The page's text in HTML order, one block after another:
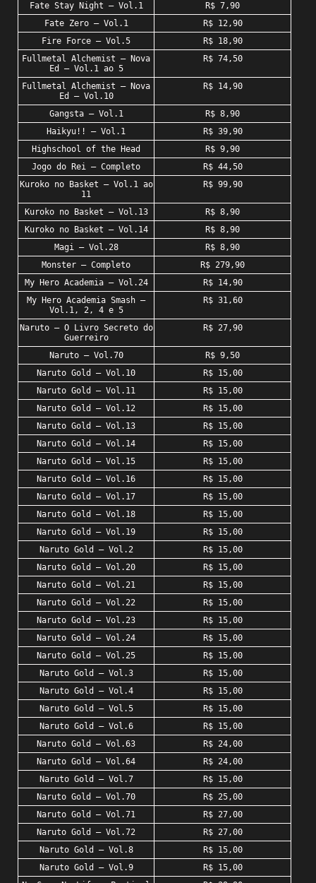
Fate Stay Night – Vol.1
R$ 7,90
Fate Zero – Vol.1
R$ 12,90
Fire Force – Vol.5
R$ 18,90
Fullmetal Alchemist – Nova
Ed – Vol.1 ao 5
R$ 74,50
Fullmetal Alchemist – Nova
Ed – Vol.10
R$ 14,90
Gangsta – Vol.1
R$ 8,90
Haikyu!! – Vol.1
R$ 39,90
Highschool of the Head
R$ 9,90
Jogo do Rei – Completo
R$ 44,50
Kuroko no Basket – Vol.1 ao
11
R$ 99,90
Kuroko no Basket – Vol.13
R$ 8,90
Kuroko no Basket – Vol.14
R$ 8,90
Magi – Vol.28
R$ 8,90
Monster – Completo
R$ 279,90
My Hero Academia – Vol.24
R$ 14,90
My Hero Academia Smash –
Vol.1, 2, 4 e 5
R$ 31,60
Naruto – O Livro Secreto do
Guerreiro
R$ 27,90
Naruto – Vol.70
R$ 9,50
Naruto Gold – Vol.10
R$ 15,00
Naruto Gold – Vol.11
R$ 15,00
Naruto Gold – Vol.12
R$ 15,00
Naruto Gold – Vol.13
R$ 15,00
Naruto Gold – Vol.14
R$ 15,00
Naruto Gold – Vol.15
R$ 15,00
Naruto Gold – Vol.16
R$ 15,00
Naruto Gold – Vol.17
R$ 15,00
Naruto Gold – Vol.18
R$ 15,00
Naruto Gold – Vol.19
R$ 15,00
Naruto Gold – Vol.2
R$ 15,00
Naruto Gold – Vol.20
R$ 15,00
Naruto Gold – Vol.21
R$ 15,00
Naruto Gold – Vol.22
R$ 15,00
Naruto Gold – Vol.23
R$ 15,00
Naruto Gold – Vol.24
R$ 15,00
Naruto Gold – Vol.25
R$ 15,00
Naruto Gold – Vol.3
R$ 15,00
Naruto Gold – Vol.4
R$ 15,00
Naruto Gold – Vol.5
R$ 15,00
Naruto Gold – Vol.6
R$ 15,00
Naruto Gold – Vol.63
R$ 24,00
Naruto Gold – Vol.64
R$ 24,00
Naruto Gold – Vol.7
R$ 15,00
Naruto Gold – Vol.70
R$ 25,00
Naruto Gold – Vol.71
R$ 27,00
Naruto Gold – Vol.72
R$ 27,00
Naruto Gold – Vol.8
R$ 15,00
Naruto Gold – Vol.9
R$ 15,00